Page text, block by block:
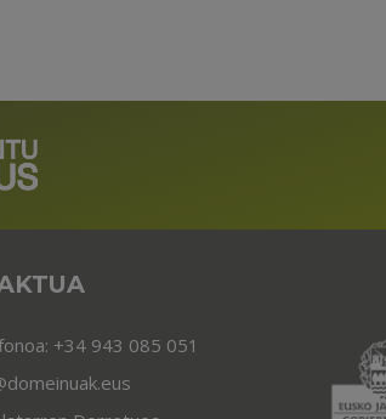
+34 943 085 051